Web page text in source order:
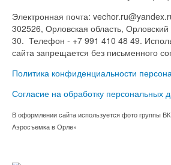
Электронная почта:
302526, Орловская область,
30. Телефон - +7 991 410 48 49.
сайта запрещается без письменного
Политика конфиденциальности
Согласие на обработку персональных
В оформлении сайта используется фото группы
Аэросъемка в Орле»